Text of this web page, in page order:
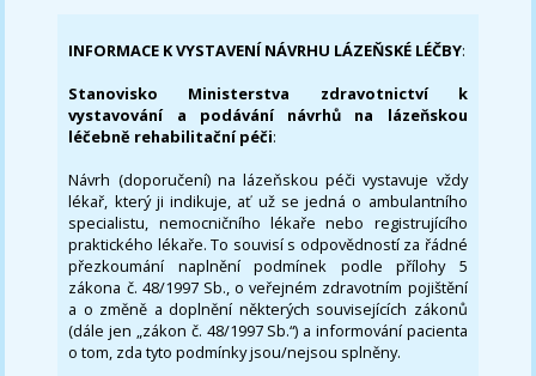
INFORMACE K VYSTAVENÍ NÁVRHU LÁZEŇSKÉ LÉČBY:
Stanovisko Ministerstva zdravotnictví k
vystavování a podávání návrhů na lázeňskou
léčebně rehabilitační péči:
Návrh (doporučení) na lázeňskou péči vystavuje vždy
lékař, který ji indikuje, ať už se jedná o ambulantního
specialistu, nemocničního lékaře nebo registrujícího
praktického lékaře. To souvisí s odpovědností za řádné
přezkoumání naplnění podmínek podle přílohy 5
zákona č. 48/1997 Sb., o veřejném zdravotním pojištění
a o změně a doplnění některých souvisejících zákonů
(dále jen „zákon č. 48/1997 Sb.“) a informování pacienta
o tom, zda tyto podmínky jsou/nejsou splněny.